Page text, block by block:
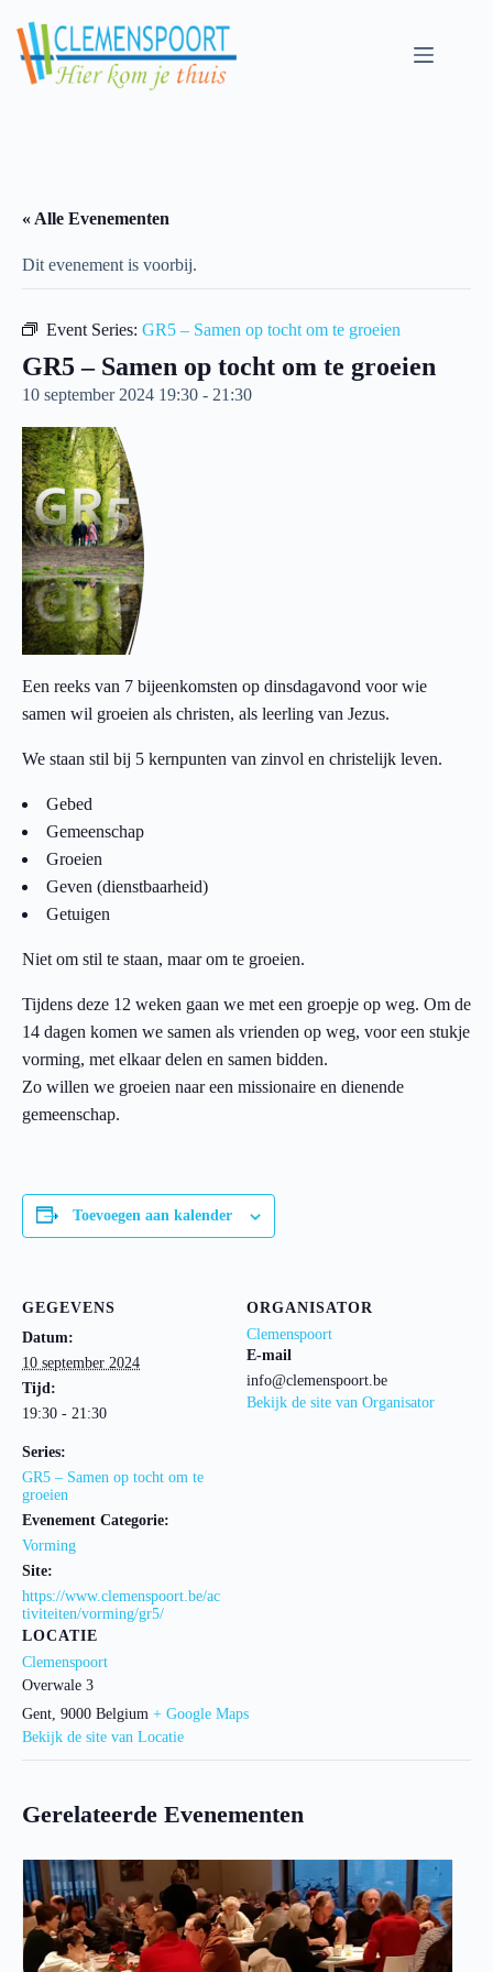
content
« Alle Evenementen
Dit evenement is voorbij.
Event Series: GR5 – Samen op tocht om te groeien
GR5 – Samen op tocht om te groeien
10 september 2024 19:30 - 21:30
Een reeks van 7 bijeenkomsten op dinsdagavond voor wie
samen wil groeien als christen, als leerling van Jezus.
We staan stil bij 5 kernpunten van zinvol en christelijk leven.
Gebed
Gemeenschap
Groeien
Geven (dienstbaarheid)
Getuigen
Niet om stil te staan, maar om te groeien.
Tijdens deze 12 weken gaan we met een groepje op weg. Om de
14 dagen komen we samen als vrienden op weg, voor een stukje
vorming, met elkaar delen en samen bidden.
Zo willen we groeien naar een missionaire en dienende
gemeenschap.
Toevoegen aan kalender
GEGEVENS
Datum:
10 september 2024
Tijd:
19:30 - 21:30
Series:
GR5 – Samen op tocht om te
groeien
Evenement Categorie:
Vorming
Site:
https://www.clemenspoort.be/ac
tiviteiten/vorming/gr5/
LOCATIE
Clemenspoort
Overwale 3
Gent, 9000 Belgium + Google Maps
Bekijk de site van Locatie
ORGANISATOR
Clemenspoort
E-mail
info@clemenspoort.be
Bekijk de site van Organisator
Gerelateerde Evenementen